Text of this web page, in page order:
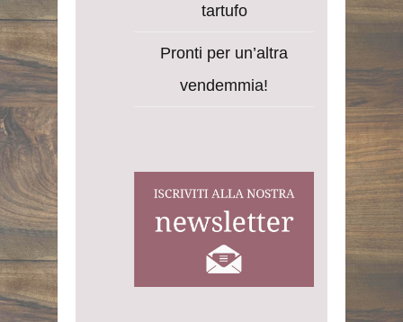
tartufo
Pronti per un’altra
vendemmia!